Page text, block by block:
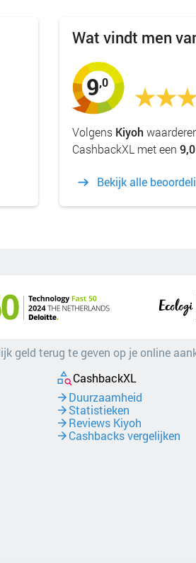
Wat vindt men
9,0
Volgens Kiyoh
CashbackXL met een9,0
Bekijk alle
geld terug te geven op je online
CashbackXL
Duurzaamheid
Statistieken
Reviews Kiyoh
Cashbacks vergelijken